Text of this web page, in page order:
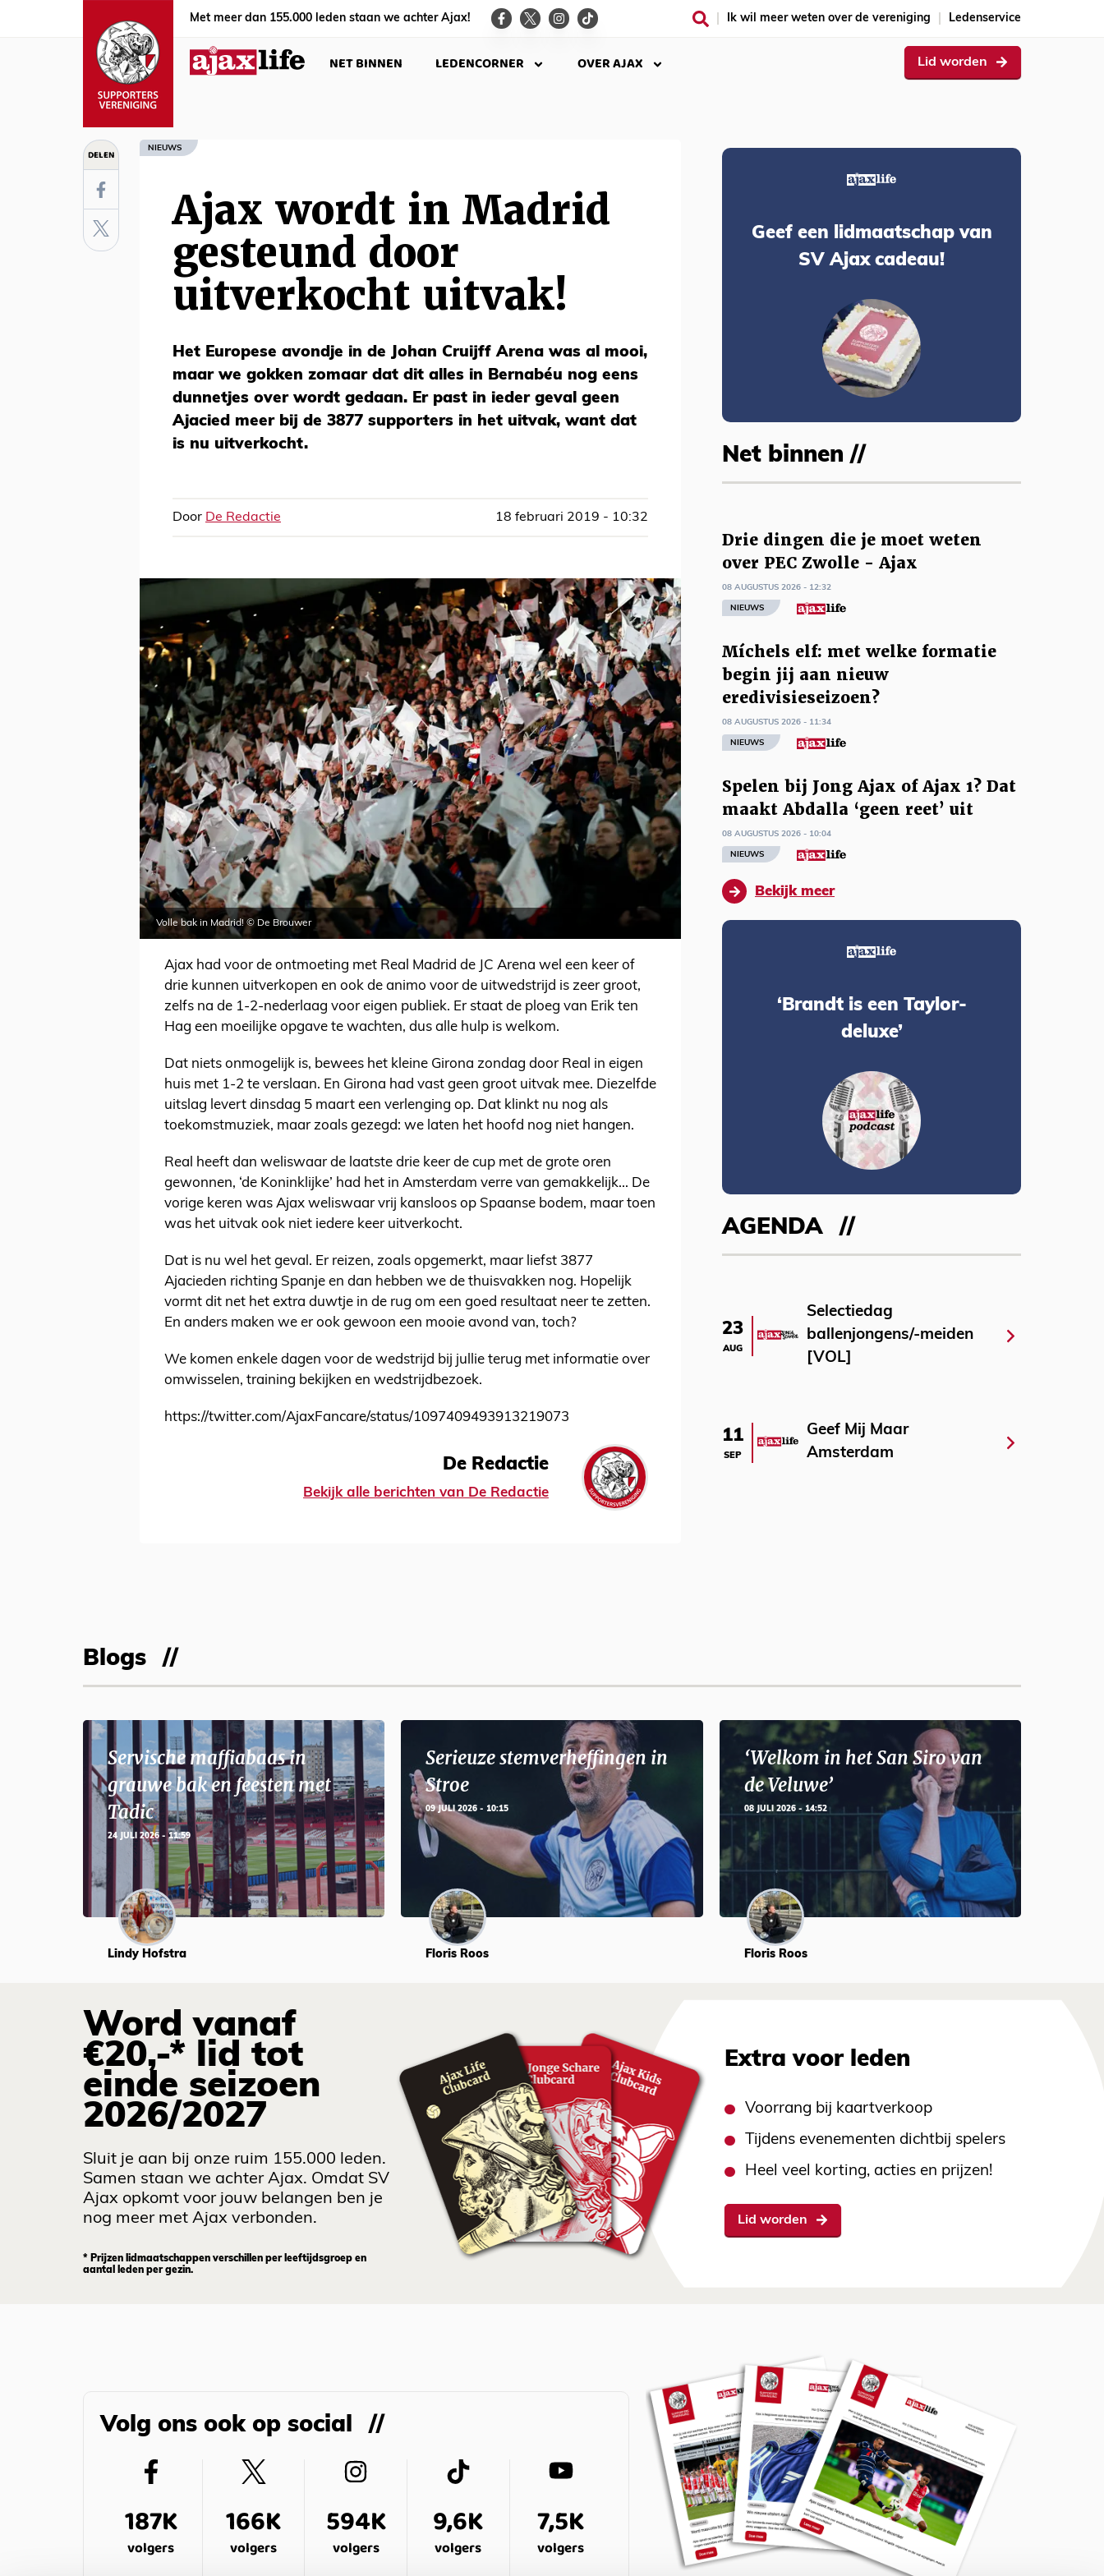
Met meer dan 155.000 leden staan we achter Ajax! Ik wil meer weten over de vereniging Ledenservice
NET BINNEN LEDENCORNER OVER AJAX Lid worden
DELEN NIEUWS
Ajax wordt in Madrid
gesteund door
uitverkocht uitvak!
Het Europese avondje in de Johan Cruijff Arena was al mooi,
maar we gokken zomaar dat dit alles in Bernabéu nog eens
dunnetjes over wordt gedaan. Er past in ieder geval geen
Ajacied meer bij de 3877 supporters in het uitvak, want dat
is nu uitverkocht.
Door De Redactie 18 februari 2019 - 10:32
Volle bak in Madrid! © De Brouwer
Ajax had voor de ontmoeting met Real Madrid de JC Arena wel een keer of
drie kunnen uitverkopen en ook de animo voor de uitwedstrijd is zeer groot,
zelfs na de 1-2-nederlaag voor eigen publiek. Er staat de ploeg van Erik ten
Hag een moeilijke opgave te wachten, dus alle hulp is welkom.
Dat niets onmogelijk is, bewees het kleine Girona zondag door Real in eigen
huis met 1-2 te verslaan. En Girona had vast geen groot uitvak mee. Diezelfde
uitslag levert dinsdag 5 maart een verlenging op. Dat klinkt nu nog als
toekomstmuziek, maar zoals gezegd: we laten het hoofd nog niet hangen.
Real heeft dan weliswaar de laatste drie keer de cup met de grote oren
gewonnen, ‘de Koninklijke’ had het in Amsterdam verre van gemakkelijk... De
vorige keren was Ajax weliswaar vrij kansloos op Spaanse bodem, maar toen
was het uitvak ook niet iedere keer uitverkocht.
Dat is nu wel het geval. Er reizen, zoals opgemerkt, maar liefst 3877
Ajacieden richting Spanje en dan hebben we de thuisvakken nog. Hopelijk
vormt dit net het extra duwtje in de rug om een goed resultaat neer te zetten.
En anders maken we er ook gewoon een mooie avond van, toch?
We komen enkele dagen voor de wedstrijd bij jullie terug met informatie over
omwisselen, training bekijken en wedstrijdbezoek.
https://twitter.com/AjaxFancare/status/1097409493913219073
De Redactie
Bekijk alle berichten van De Redactie
Geef een lidmaatschap van
SV Ajax cadeau!
Net binnen //
Drie dingen die je moet weten
over PEC Zwolle - Ajax
08 AUGUSTUS 2026 - 12:32
NIEUWS
Míchels elf: met welke formatie
begin jij aan nieuw
eredivisieseizoen?
08 AUGUSTUS 2026 - 11:34
NIEUWS
Spelen bij Jong Ajax of Ajax 1? Dat
maakt Abdalla ‘geen reet’ uit
08 AUGUSTUS 2026 - 10:04
NIEUWS
Bekijk meer
‘Brandt is een Taylor-
deluxe’
AGENDA
23
AUG
Selectiedag
ballenjongens/-meiden
[VOL]
11
SEP
Geef Mij Maar
Amsterdam
Blogs
Servische maffiabaas in
grauwe bak en feesten met
Tadic
24 JULI 2026 - 11:59
Lindy Hofstra
Serieuze stemverheffingen in
Stroe
09 JULI 2026 - 10:15
Floris Roos
‘Welkom in het San Siro van
de Veluwe’
08 JULI 2026 - 14:52
Floris Roos
Word vanaf
€20,-* lid tot
einde seizoen
2026/2027
Sluit je aan bij onze ruim 155.000 leden.
Samen staan we achter Ajax. Omdat SV
Ajax opkomt voor jouw belangen ben je
nog meer met Ajax verbonden.
* Prijzen lidmaatschappen verschillen per leeftijdsgroep en
aantal leden per gezin.
Extra voor leden
Voorrang bij kaartverkoop
Tijdens evenementen dichtbij spelers
Heel veel korting, acties en prijzen!
Lid worden
Volg ons ook op social
187K
volgers
166K
volgers
594K
volgers
9,6K
volgers
7,5K
volgers